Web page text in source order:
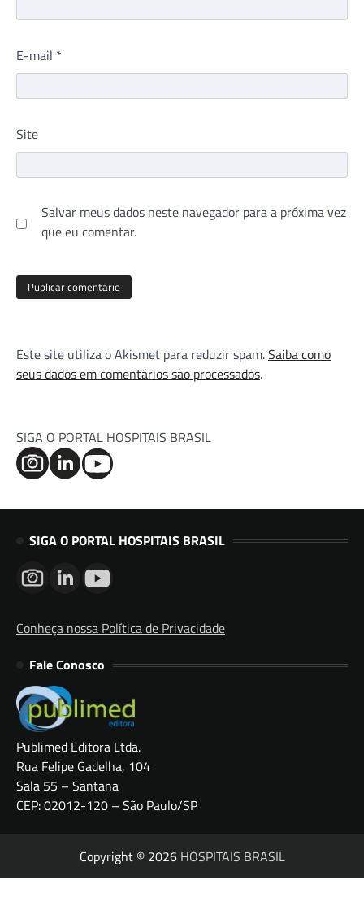
E-mail *
Site
Salvar meus dados neste navegador para a próxima vez
que eu comentar.
Este site utiliza o Akismet para reduzir spam.Saiba como
seus dados em comentários são processados.
SIGA O PORTAL HOSPITAIS BRASIL
SIGA O PORTAL HOSPITAIS BRASIL
Conheça nossa Política de Privacidade
Fale Conosco
Publimed Editora Ltda.
Rua Felipe Gadelha, 104
Sala 55 – Santana
CEP: 02012-120 – São Paulo/SP
Copyright © 2026 HOSPITAIS BRASIL